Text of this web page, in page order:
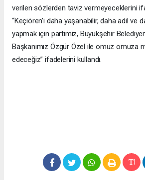
verilen sözlerden taviz vermeyeceklerini
“Keçiören’i daha yaşanabilir, daha adil ve
yapmak için partimiz, Büyükşehir
Başkanımız Özgür Özel ile omuz omuza
edeceğiz” ifadelerini kullandı.